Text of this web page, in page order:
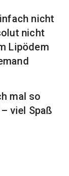
nicht
nicht
Lipödem
mal so
viel Spaß